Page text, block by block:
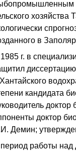
в
г. в
кандидата
доктор
Демин;
работы над